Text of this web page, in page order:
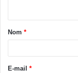
Konhon
Tags District des
Nom *
E-mail *